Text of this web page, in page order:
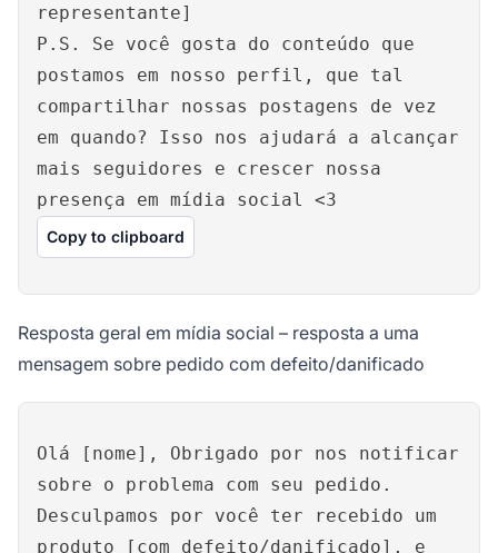
representante]
P.S. Se você gosta do conteúdo que
postamos em nosso perfil, que tal
compartilhar nossas postagens de vez
em quando? Isso nos ajudará a alcançar
mais seguidores e crescer nossa
presença em mídia social <3
Copy to clipboard
Resposta geral em mídia social – resposta a uma
mensagem sobre pedido com defeito/danificado
Olá [nome], Obrigado por nos notificar
sobre o problema com seu pedido.
Desculpamos por você ter recebido um
produto [com defeito/danificado], e